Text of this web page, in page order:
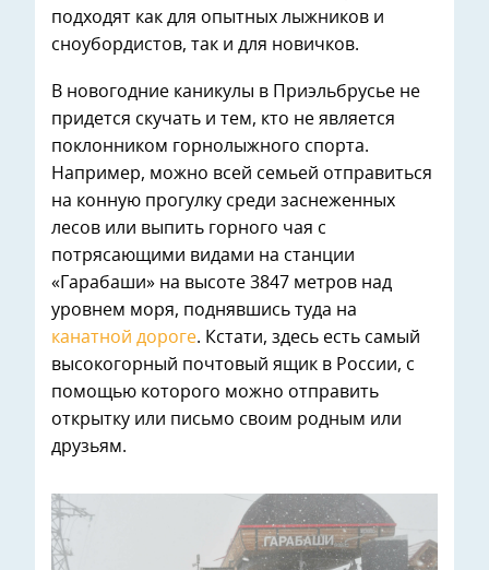
подходят как для опытных лыжников и
сноубордистов, так и для новичков.
В новогодние каникулы в Приэльбрусье не
придется скучать и тем, кто не является
поклонником горнолыжного спорта.
Например, можно всей семьей отправиться
на конную прогулку среди заснеженных
лесов или выпить горного чая с
потрясающими видами на станции
«Гарабаши» на высоте 3847 метров над
уровнем моря, поднявшись туда на
канатной дороге. Кстати, здесь есть самый
высокогорный почтовый ящик в России, с
помощью которого можно отправить
открытку или письмо своим родным или
друзьям.